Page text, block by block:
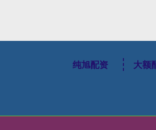
纯旭配资 大额